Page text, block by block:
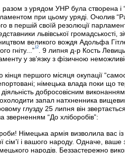
з урядом УНР була створена і
при цьому уряді. Очолив
в першій своїй резолюції
львівської
великого вождя Адольфа
гніту...”12
. 9 липня д-р Кость
у зв’язку з фізичною
першого місяця окупації
німецька влада поки що
добросовісним
запал натхненника
глузду 25 липня він
зверненням “До хліборобів”:
Німецька армія визволила вас
сім’ї і вашого народу. Одначе,
народів. Беззастережно